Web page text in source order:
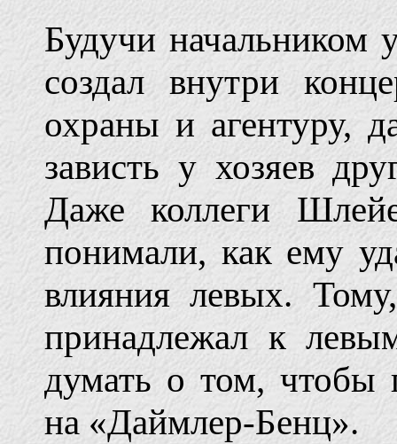
Будучи начальником
создал внутри
охраны и агентуру,
зависть у хозяев
Даже коллеги
понимали, как ему
влияния левых.
принадлежал к
думать о том, чтобы
на «Даймлер-Бенц».